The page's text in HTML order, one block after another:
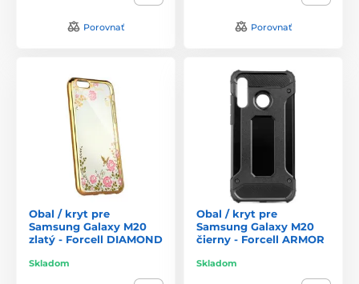
Porovnať Porovnať
Obal / kryt pre
Samsung Galaxy M20
zlatý - Forcell DIAMOND
Skladom
Obal / kryt pre
Samsung Galaxy M20
čierny - Forcell ARMOR
Skladom